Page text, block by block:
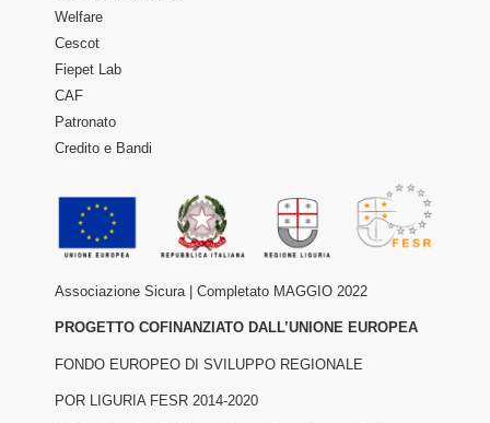
Welfare
Cescot
Fiepet Lab
CAF
Patronato
Credito e Bandi
Associazione Sicura | Completato MAGGIO 2022
PROGETTO COFINANZIATO DALL’UNIONE EUROPEA
FONDO EUROPEO DI SVILUPPO REGIONALE
POR LIGURIA FESR 2014-2020